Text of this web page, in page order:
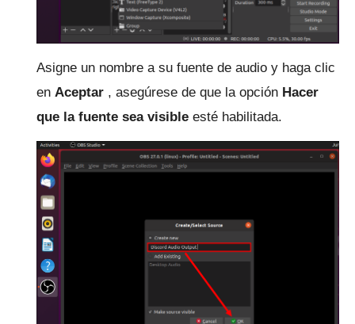
Asigne un nombre a su fuente de audio y haga clic
en Aceptar , asegúrese de que la opción Hacer
que la fuente sea visible esté habilitada.